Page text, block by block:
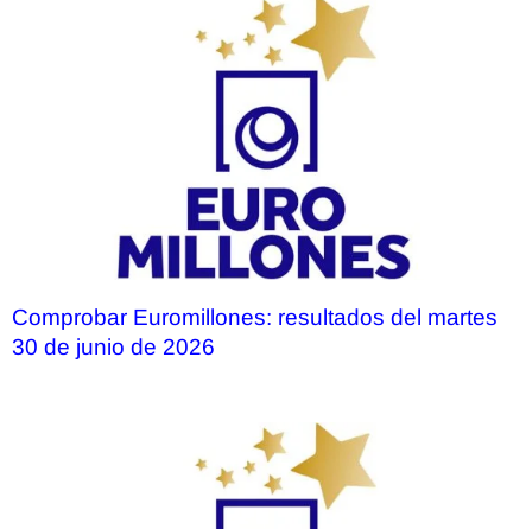
Comprobar Euromillones: resultados del martes
30 de junio de 2026